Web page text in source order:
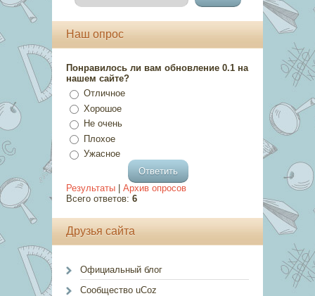
Наш опрос
Понравилось ли вам обновление 0.1 на
нашем сайте?
Отличное
Хорошое
Не очень
Плохое
Ужасное
Результаты
Архив опросов
Всего ответов: 6
Друзья сайта
Официальный блог
Сообщество uCoz